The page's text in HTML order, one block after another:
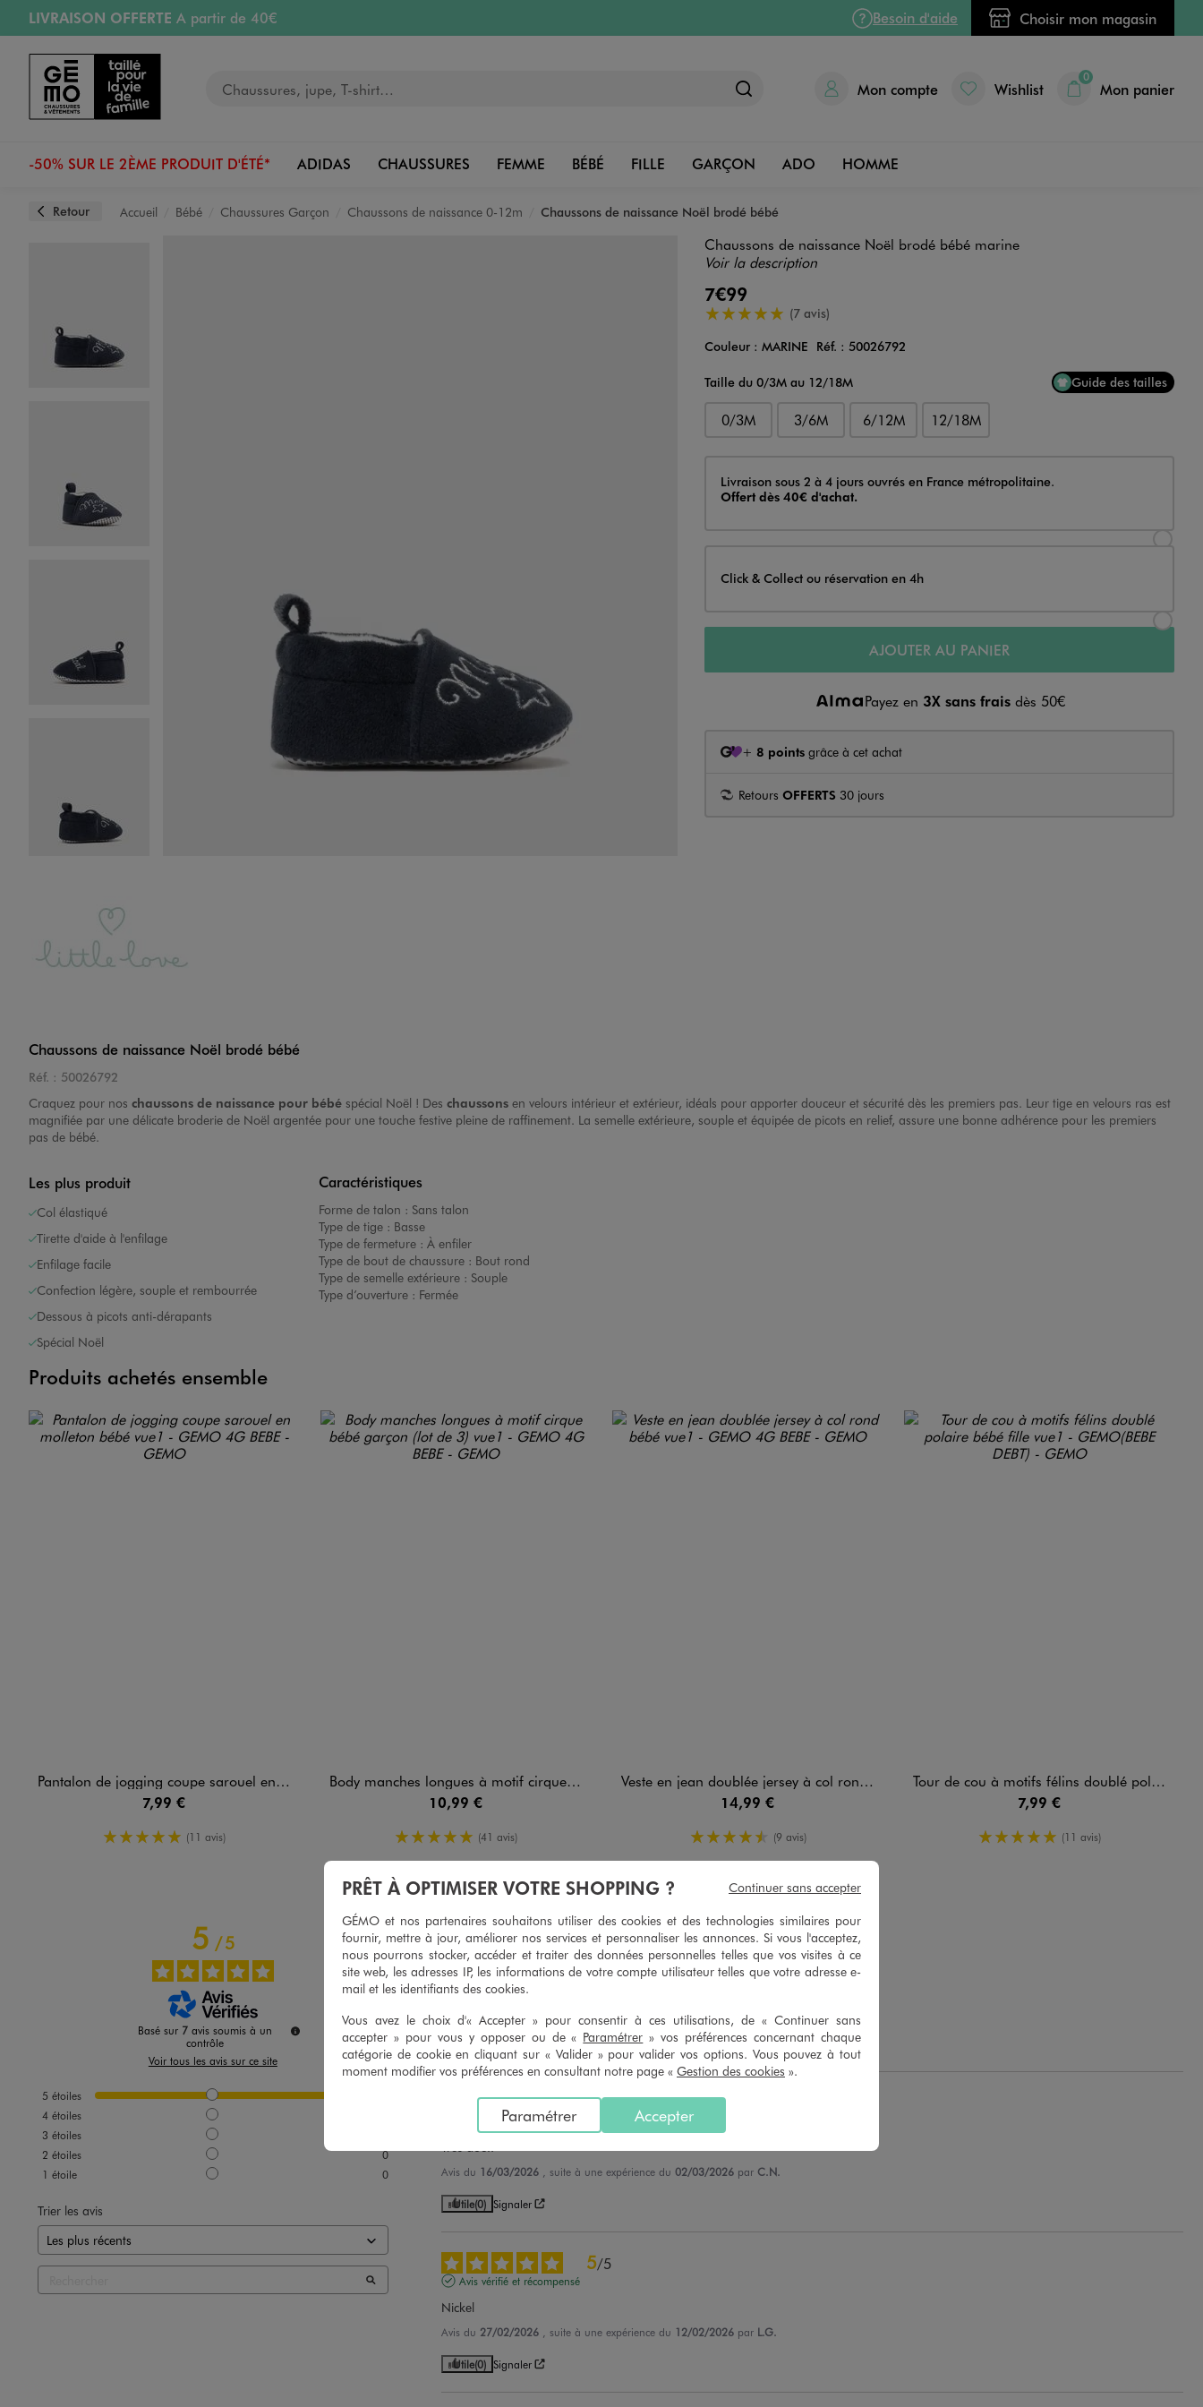
Aller au contenu principal
Aller à la navigation
LIVRAISON OFFERTE A partir de 40€
RETRAIT ET LIVRAISON OFFERTE
RÉSERVATION GRATUITE
4h en magasin
Retours OFFERTSpendant 30 jours
Besoin d'aide Choisir mon magasin
Mon compte Wishlist
0
Mon panier
-50% SUR LE 2ÈME PRODUIT D'ÉTÉ* ADIDAS CHAUSSURES FEMME BÉBÉ FILLE GARÇON ADO HOMME
Retour Accueil Bébé Chaussures Garçon Chaussons de naissance 0-12m Chaussons de naissance Noël brodé bébé
Image 6 sur 6
Chaussons de naissance Noël brodé bébé marine
Voir la description
7€99
5/5 de moyenne(7 avis)
Couleur
Couleur : MARINE Réf. : 50026792
Taille du 0/3M au 12/18M
Guide des tailles
0/3M 3/6M 6/12M 12/18M
Livraison
Livraison sous 2 à 4 jours ouvrés en France métropolitaine.
Offert dès 40€ d'achat.
Click & Collect ou réservation en 4h
AJOUTER AU PANIER
Payez en 3X sans fraisdès 50€
+ 8 pointsgrâce à cet achat
Retours OFFERTS 30 jours
Chaussons de naissance Noël brodé bébé
Réf. : 50026792
Craquez pour nos chaussons de naissance pour bébé spécial Noël ! Des chaussons en velours intérieur et extérieur, idéals pour apporter douceur et sécurité dès les premiers pas. Leur tige en velours ras est
magnifiée par une délicate broderie de Noël argentée pour une touche festive pleine de raffinement. La semelle extérieure, souple et équipée de picots en relief, assure une bonne adhérence pour les premiers
pas de bébé.
Les plus produit
Col élastiqué
Tirette d'aide à l'enfilage
Enfilage facile
Confection légère, souple et rembourrée
Dessous à picots anti-dérapants
Spécial Noël
Caractéristiques
Forme de talon : Sans talon
Type de tige : Basse
Type de fermeture : À enfiler
Type de bout de chaussure : Bout rond
Type de semelle extérieure : Souple
Type d’ouverture : Fermée
Produits achetés ensemble
Pantalon de jogging coupe sarouel en molleton bébé
7,99 €
5/5 de moyenne
(11 avis)
Body manches longues à motif cirque bébé garçon (lot de 3)
10,99 €
5/5 de moyenne
(41 avis)
Veste en jean doublée jersey à col rond bébé
14,99 €
4.5/5 de moyenne
(9 avis)
Tour de cou à motifs félins doublé polaire bébé fille
7,99 €
5/5 de moyenne
(11 avis)
5/5
Basé sur 7 avis soumis à un
contrôle
Voir tous les avis sur ce site
5 étoiles
4 étoiles
3 étoiles
2 étoiles
0
1 étoile 0
Trier les avis
5/ 5
Avis vérifié et récompensé
Bien
Utile (0) Signaler
5/5
Avis vérifié et récompensé
Très doux
Avis du 16/03/2026 , suite à une expérience du 02/03/2026 par C.N.
Utile(0) Signaler
5/5
Avis vérifié et récompensé
Nickel
Avis du 27/02/2026 , suite à une expérience du 12/02/2026 par L.G.
Utile(0) Signaler
PRÊT À OPTIMISER VOTRE SHOPPING ?
GÉMO et nos partenaires souhaitons utiliser des cookies et des technologies similaires pour
fournir, mettre à jour, améliorer nos services et personnaliser les annonces. Si vous l'acceptez,
nous pourrons stocker, accéder et traiter des données personnelles telles que vos visites à ce
site web, les adresses IP, les informations de votre compte utilisateur telles que votre adresse e-
mail et les identifiants des cookies.
Vous avez le choix d'« Accepter » pour consentir à ces utilisations, de « Continuer sans
accepter » pour vous y opposer ou de « Paramétrer » vos préférences concernant chaque
catégorie de cookie en cliquant sur « Valider » pour valider vos options. Vous pouvez à tout
moment modifier vos préférences en consultant notre page « Gestion des cookies ».
Accepter
Paramétrer
Continuer sans accepter